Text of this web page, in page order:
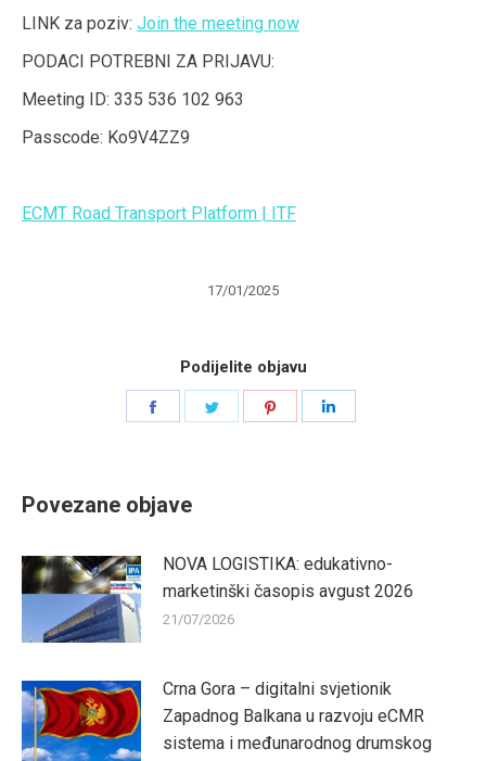
LINK za poziv: Join the meeting now
PODACI POTREBNI ZA PRIJAVU:
Meeting ID: 335 536 102 963
Passcode: Ko9V4ZZ9
ECMT Road Transport Platform | ITF
17/01/2025
Podijelite objavu
Povezane objave
NOVA LOGISTIKA: edukativno-
marketinški časopis avgust 2026
21/07/2026
Crna Gora – digitalni svjetionik
Zapadnog Balkana u razvoju eCMR
sistema i međunarodnog drumskog